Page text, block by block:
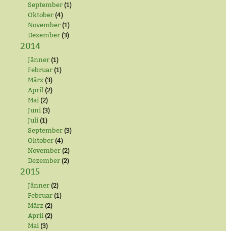
September (1)
Oktober (4)
November (1)
Dezember (3)
2014
Jänner (1)
Februar (1)
März (3)
April (2)
Mai (2)
Juni (3)
Juli (1)
September (3)
Oktober (4)
November (2)
Dezember (2)
2015
Jänner (2)
Februar (1)
März (2)
April (2)
Mai (3)